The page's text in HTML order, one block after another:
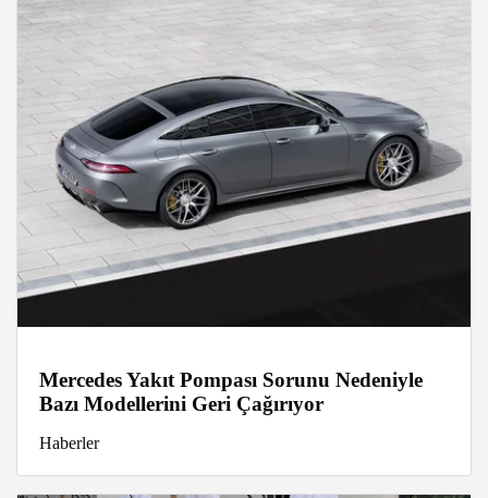
Mercedes Yakıt Pompası Sorunu Nedeniyle
Bazı Modellerini Geri Çağırıyor
Haberler